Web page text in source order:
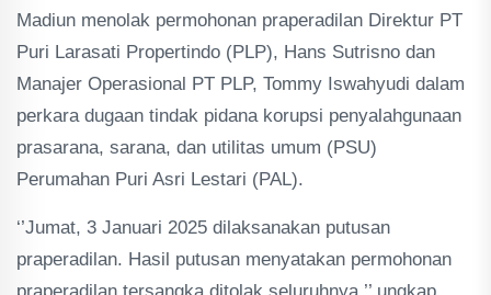
Madiun menolak permohonan praperadilan Direktur PT
Puri Larasati Propertindo (PLP), Hans Sutrisno dan
Manajer Operasional PT PLP, Tommy Iswahyudi dalam
perkara dugaan tindak pidana korupsi penyalahgunaan
prasarana, sarana, dan utilitas umum (PSU)
Perumahan Puri Asri Lestari (PAL).
‘’Jumat, 3 Januari 2025 dilaksanakan putusan
praperadilan. Hasil putusan menyatakan permohonan